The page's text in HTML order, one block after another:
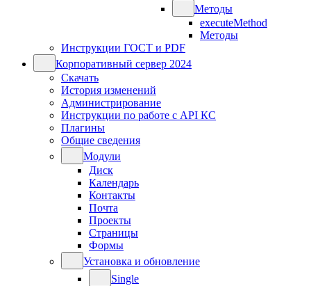
Методы
executeMethod
Методы
Инструкции ГОСТ и PDF
Корпоративный сервер 2024
Скачать
История изменений
Администрирование
Инструкции по работе с API КС
Плагины
Общие сведения
Модули
Диск
Календарь
Контакты
Почта
Проекты
Страницы
Формы
Установка и обновление
Single